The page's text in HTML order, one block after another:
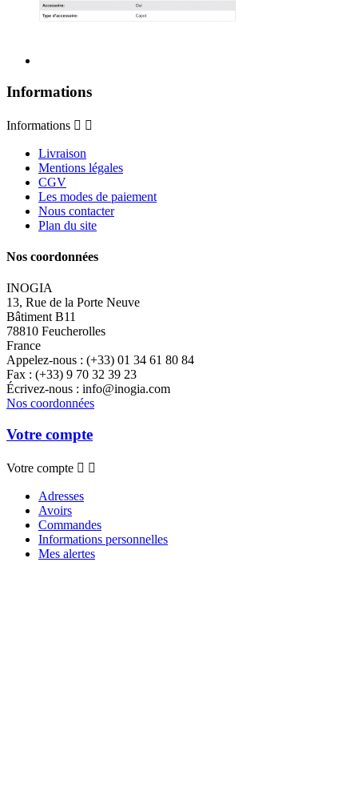
Informations
Informations  
Livraison
Mentions légales
CGV
Les modes de paiement
Nous contacter
Plan du site
Nos coordonnées
INOGIA
13, Rue de la Porte Neuve
Bâtiment B11
78810 Feucherolles
France
Appelez-nous : (+33) 01 34 61 80 84
Fax : (+33) 9 70 32 39 23
Écrivez-nous : info@inogia.com
Nos coordonnées
Votre compte
Votre compte  
Adresses
Avoirs
Commandes
Informations personnelles
Mes alertes